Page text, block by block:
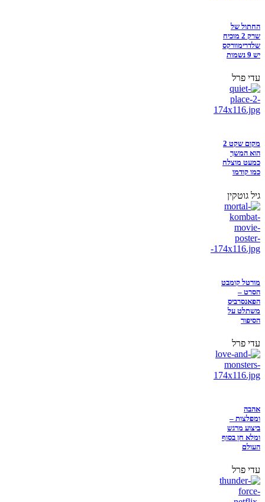
החתול של
שרק 2 מוכיח
שלדרימוורקס
יש 9 נשמות
עדי פרל
מקום שקט 2
הוא המשך
כמעט מוצלח
כמו קודמו
גיל גוטקין
מורטל קומבט
הסרט –
הפאנסרביס
משתלט על
הסיפור
עדי פרל
אהבה
ומפלצות –
ביצוע מרגש
ומלא חן בסוף
העולם
עדי פרל